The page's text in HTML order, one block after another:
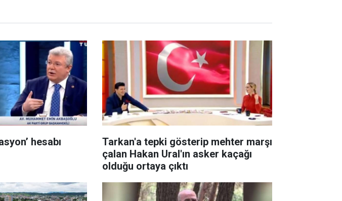
hesabı
Tarkan'a tepki gösterip mehter marşı
çalan Hakan Ural'ın asker kaçağı
olduğu ortaya çıktı